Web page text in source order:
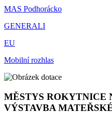
MAS Podhorácko
GENERALI
EU
Mobilní rozhlas
MĚSTYS ROKYTNICE
VÝSTAVBA